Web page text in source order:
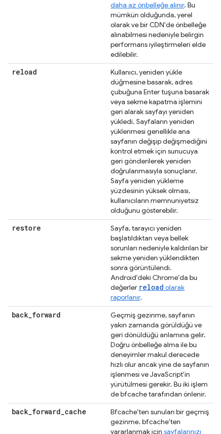
daha az önbelleğe alınır. Bu
mümkün olduğunda, yerel
olarak ve bir CDN'de önbelleğe
alınabilmesi nedeniyle belirgin
performans iyileştirmeleri elde
edilebilir.
reload
Kullanıcı, yeniden yükle
düğmesine basarak, adres
çubuğuna Enter tuşuna basarak
veya sekme kapatma işlemini
geri alarak sayfayı yeniden
yükledi. Sayfaların yeniden
yüklenmesi genellikle ana
sayfanın değişip değişmediğini
kontrol etmek için sunucuya
geri gönderilerek yeniden
doğrulanmasıyla sonuçlanır.
Sayfa yeniden yükleme
yüzdesinin yüksek olması,
kullanıcıların memnuniyetsiz
olduğunu gösterebilir.
restore
Sayfa, tarayıcı yeniden
başlatıldıktan veya bellek
sorunları nedeniyle kaldırılan bir
sekme yeniden yüklendikten
sonra görüntülendi.
Android'deki Chrome'da bu
değerler reload olarak
raporlanır.
back_forward
Geçmiş gezinme, sayfanın
yakın zamanda görüldüğü ve
geri dönüldüğü anlamına gelir.
Doğru önbelleğe alma ile bu
deneyimler makul derecede
hızlı olur ancak yine de sayfanın
işlenmesi ve JavaScript'in
yürütülmesi gerekir. Bu iki işlem
de bfcache tarafından önlenir.
back_forward_cache
Bfcache'ten sunulan bir geçmiş
gezinme. bfcache'ten
yararlanmak için sayfalarınızı